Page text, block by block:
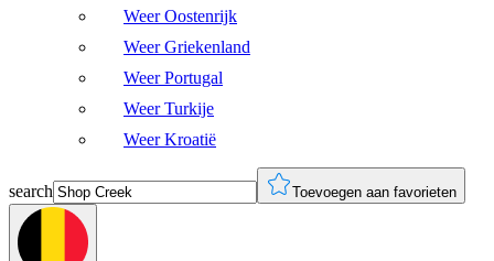
Weer Oostenrijk
Weer Griekenland
Weer Portugal
Weer Turkije
Weer Kroatië
search Toevoegen aan favorieten